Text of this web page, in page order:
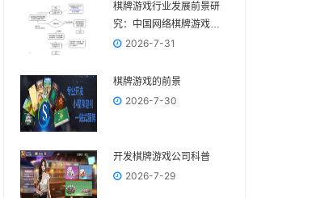
棋牌游戏行业发展前景研
究：中国网络棋牌游戏市
场规模已超500亿元
2026-7-31
棋牌游戏的前景
2026-7-30
开发棋牌游戏公司科普
2026-7-29